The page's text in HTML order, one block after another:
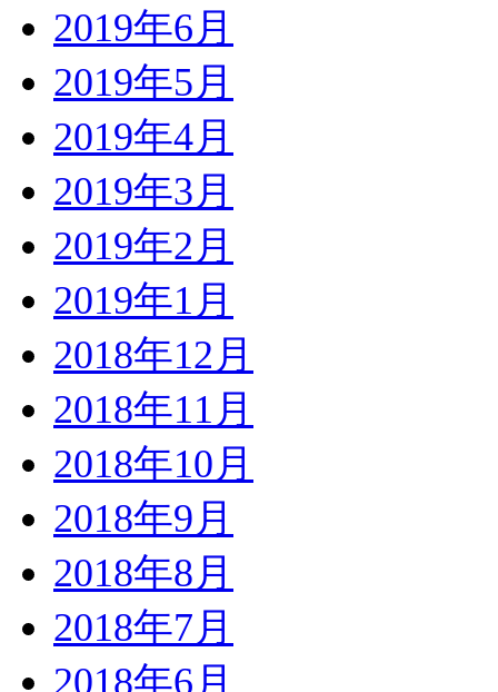
2019年6月
2019年5月
2019年4月
2019年3月
2019年2月
2019年1月
2018年12月
2018年11月
2018年10月
2018年9月
2018年8月
2018年7月
2018年6月